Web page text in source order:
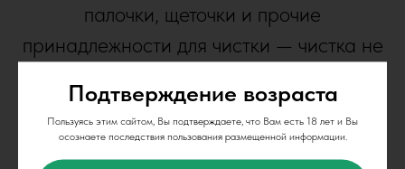
Подтверждение возраста
Пользуясь этим сайтом, Вы подтверждаете, что Вам есть 18 лет и Вы
осознаете последствия пользования размещенной информации.
палочки, щеточки и прочие
принадлежности для чистки — чистка не